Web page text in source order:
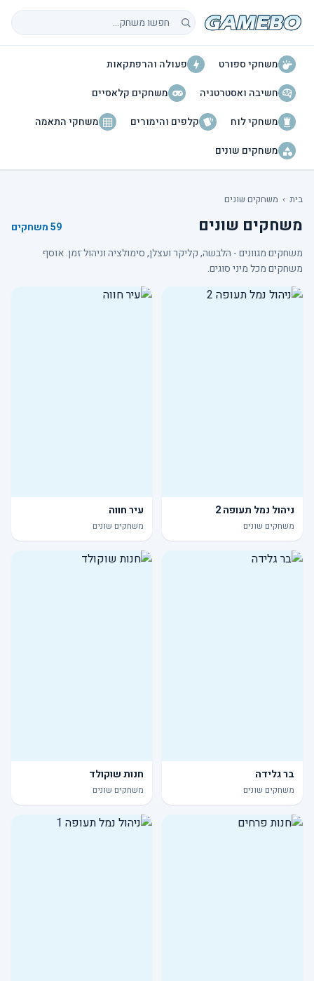
חיפוש משחקים
משחקי ספורט
פעולה והרפתקאות
חשיבה ואסטרטגיה
משחקים קלאסיים
משחקי לוח
קלפים והימורים
משחקי התאמה
משחקים שונים
בית › משחקים שונים
משחקים שונים
59 משחקים
משחקים מגוונים - הלבשה, קליקר ועצלן, סימולציה וניהול זמן. אוסף
משחקים מכל מיני סוגים.
ניהול נמל תעופה 2
משחקים שונים
עיר חווה
משחקים שונים
בר גלידה
משחקים שונים
חנות שוקולד
משחקים שונים